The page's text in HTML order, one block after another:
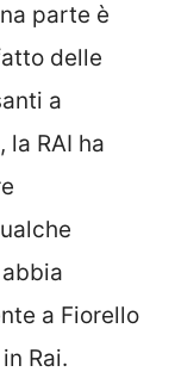
parte è
delle
a
la RAI ha
a Fiorello
Rai.